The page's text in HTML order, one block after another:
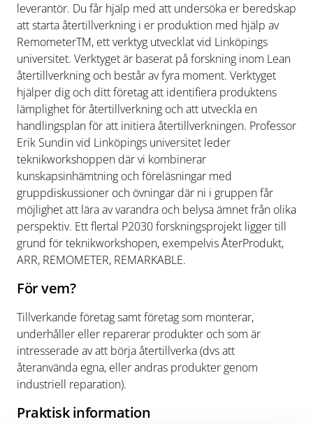
leverantör. Du får hjälp med att undersöka er beredskap
att starta återtillverkning i er produktion med hjälp av
RemometerTM, ett verktyg utvecklat vid Linköpings
universitet. Verktyget är baserat på forskning inom Lean
återtillverkning och består av fyra moment. Verktyget
hjälper dig och ditt företag att identifiera produktens
lämplighet för återtillverkning och att utveckla en
handlingsplan för att initiera återtillverkningen. Professor
Erik Sundin vid Linköpings universitet leder
teknikworkshoppen där vi kombinerar
kunskapsinhämtning och föreläsningar med
gruppdiskussioner och övningar där ni i gruppen får
möjlighet att lära av varandra och belysa ämnet från olika
perspektiv. Ett flertal P2030 forskningsprojekt ligger till
grund för teknikworkshopen, exempelvis ÅterProdukt,
ARR, REMOMETER, REMARKABLE.
För vem?
Tillverkande företag samt företag som monterar,
underhåller eller reparerar produkter och som är
intresserade av att börja återtillverka (dvs att
återanvända egna, eller andras produkter genom
industriell reparation).
Praktisk information